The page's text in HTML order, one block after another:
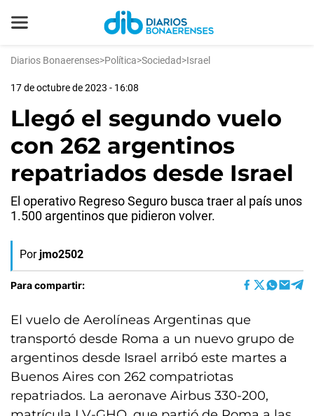
Diarios Bonaerenses>Política>Sociedad>Israel
17 de octubre de 2023 - 16:08
Llegó el segundo vuelo
con 262 argentinos
repatriados desde Israel
El operativo Regreso Seguro busca traer al país unos
1.500 argentinos que pidieron volver.
Por jmo2502
Para compartir:
El vuelo de Aerolíneas Argentinas que
transportó desde Roma a un nuevo grupo de
argentinos desde Israel arribó este martes a
Buenos Aires con 262 compatriotas
repatriados. La aeronave Airbus 330-200,